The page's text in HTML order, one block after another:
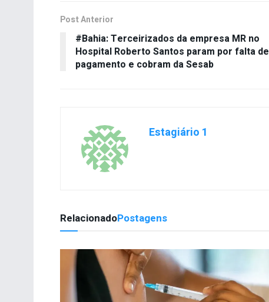
Post Anterior
#Bahia: Terceirizados da empresa MR no
Hospital Roberto Santos param por falta de
pagamento e cobram da Sesab
Estagiário 1
RelacionadoPostagens